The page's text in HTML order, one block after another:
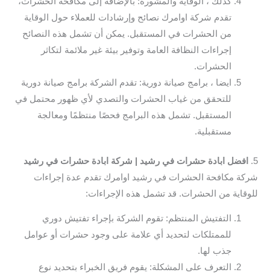
تقدم شركة اوامرك نصائح وإرشادات للعملاء حول الوقاية
من الحشرات في المستقبل. يمكن أن تشمل هذه النصائح
إجراءات النظافة العامة وتوفير بيئة غير ملائمة لتكاثر
الحشرات.
ايضا ، برامج صيانة دورية: تقدم الشركة برامج صيانة دورية
للتحقق من غياب الحشرات والتصدي لأي ظهور محتمل في
المستقبل. تشمل هذه البرامج فحصًا منتظمًا ومعالجة
مستقبلية.
5.
افضل ابادة حشرات في رشيد | شركة ابادة حشرات في رشيد
شركة مكافحة الحشرات في رشيد اوامرك تقدم عدة إجراءات
للوقاية من الحشرات. قد تشمل هذه الإجراءات:
التفتيش المنتظم: تقوم الشركة بإجراء تفتيش دوري
للممتلكات لتحديد أي علامة على وجود حشرات أو عوامل
جذب لها.
التعرف على المشكلة: يقوم فريق الخبراء بتحديد نوع